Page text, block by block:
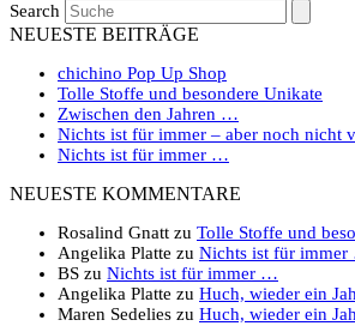
Search
NEUESTE BEITRÄGE
chichino Pop Up Shop
Tolle Stoffe und besondere Unikate
Zwischen den Jahren …
Nichts ist für immer – aber noch nicht
Nichts ist für immer …
NEUESTE KOMMENTARE
Rosalind Gnatt zu Tolle Stoffe und
Angelika Platte zu Nichts ist für
BS zu Nichts ist für immer …
Angelika Platte zu Huch, wieder ein
Maren Sedelies zu Huch, wieder ein